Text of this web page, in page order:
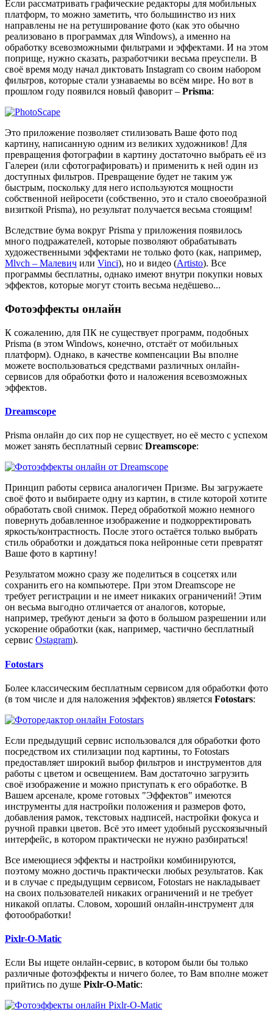
Если рассматривать графические редакторы для мобильных
платформ, то можно заметить, что большинство из них
направлены не на ретуширование фото (как это обычно
реализовано в программах для Windows), а именно на
обработку всевозможными фильтрами и эффектами. И на этом
поприще, нужно сказать, разработчики весьма преуспели. В
своё время моду начал диктовать Instagram со своим набором
фильтров, которые стали узнаваемы во всём мире. Но вот в
прошлом году появился новый фаворит – Prisma:
Это приложение позволяет стилизовать Ваше фото под
картину, написанную одним из великих художников! Для
превращения фотографии в картину достаточно выбрать её из
Галереи (или сфотографировать) и применить к ней один из
доступных фильтров. Превращение будет не таким уж
быстрым, поскольку для него используются мощности
собственной нейросети (собственно, это и стало своеобразной
визиткой Prisma), но результат получается весьма стоящим!
Вследствие бума вокруг Prisma у приложения появилось
много подражателей, которые позволяют обрабатывать
художественными эффектами не только фото (как, например,
Mlvch – Малевич или Vinci), но и видео (Artisto). Все
программы бесплатны, однако имеют внутри покупки новых
эффектов, которые могут стоить весьма недёшево...
Фотоэффекты онлайн
К сожалению, для ПК не существует программ, подобных
Prisma (в этом Windows, конечно, отстаёт от мобильных
платформ). Однако, в качестве компенсации Вы вполне
можете воспользоваться средствами различных онлайн-
сервисов для обработки фото и наложения всевозможных
эффектов.
Dreamscope
Prisma онлайн до сих пор не существует, но её место с успехом
может занять бесплатный сервис Dreamscope:
Принцип работы сервиса аналогичен Призме. Вы загружаете
своё фото и выбираете одну из картин, в стиле которой хотите
обработать свой снимок. Перед обработкой можно немного
повернуть добавленное изображение и подкорректировать
яркость/контрастность. После этого остаётся только выбрать
стиль обработки и дождаться пока нейронные сети превратят
Ваше фото в картину!
Результатом можно сразу же поделиться в соцсетях или
сохранить его на компьютере. При этом Dreamscope не
требует регистрации и не имеет никаких ограничений! Этим
он весьма выгодно отличается от аналогов, которые,
например, требуют деньги за фото в большом разрешении или
ускорение обработки (как, например, частично бесплатный
сервис Ostagram).
Fotostars
Более классическим бесплатным сервисом для обработки фото
(в том числе и для наложения эффектов) является Fotostars:
Если предыдущий сервис использовался для обработки фото
посредством их стилизации под картины, то Fotostars
предоставляет широкий выбор фильтров и инструментов для
работы с цветом и освещением. Вам достаточно загрузить
своё изображение и можно приступать к его обработке. В
Вашем арсенале, кроме готовых "Эффектов" имеются
инструменты для настройки положения и размеров фото,
добавления рамок, текстовых надписей, настройки фокуса и
ручной правки цветов. Всё это имеет удобный русскоязычный
интерфейс, в котором практически не нужно разбираться!
Все имеющиеся эффекты и настройки комбинируются,
поэтому можно достичь практически любых результатов. Как
и в случае с предыдущим сервисом, Fotostars не накладывает
на своих пользователей никаких ограничений и не требует
никакой оплаты. Словом, хороший онлайн-инструмент для
фотообработки!
Pixlr-O-Matic
Если Вы ищете онлайн-сервис, в котором были бы только
различные фотоэффекты и ничего более, то Вам вполне может
прийтись по душе Pixlr-O-Matic: